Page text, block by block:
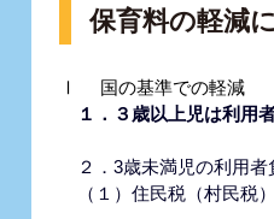
保育料の軽減
Ⅰ 国の基準での軽減
１．３歳以上児は利用
２．3歳未満児の利用者
（１）住民税（村民税